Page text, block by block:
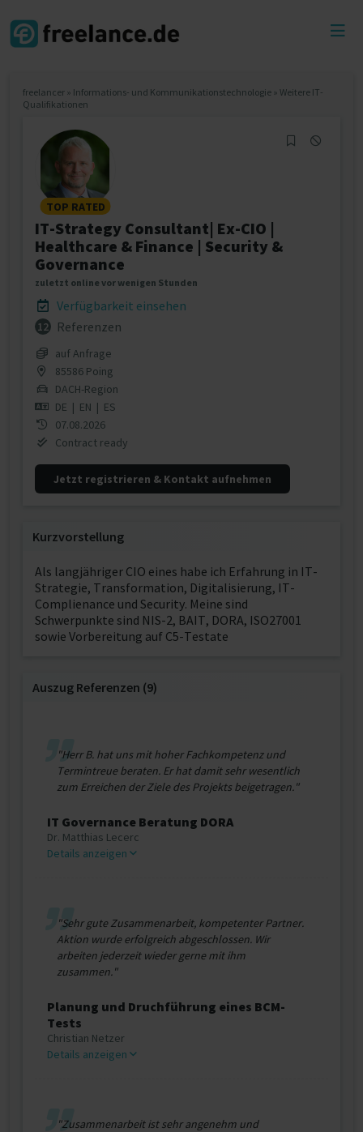
freelancer » Informations- und Kommunikationstechnologie » Weitere IT-
Qualifikationen
TOP RATED
IT-Strategy Consultant| Ex-CIO |
Healthcare & Finance | Security &
Governance
zuletzt online vor wenigen Stunden
Verfügbarkeit einsehen
12 Referenzen
auf Anfrage
85586 Poing
DACH-Region
DE | EN | ES
07.08.2026
Contract ready
Jetzt registrieren & Kontakt aufnehmen
Kurzvorstellung
Als langjähriger CIO eines habe ich Erfahrung in IT-
Strategie, Transformation, Digitalisierung, IT-
Complienance und Security. Meine sind
Schwerpunkte sind NIS-2, BAIT, DORA, ISO27001
sowie Vorbereitung auf C5-Testate
Auszug Referenzen (9)
"Herr B. hat uns mit hoher Fachkompetenz und
Termintreue beraten. Er hat damit sehr wesentlich
zum Erreichen der Ziele des Projekts beigetragen."
IT Governance Beratung DORA
Dr. Matthias Lecerc
Details anzeigen
"Sehr gute Zusammenarbeit, kompetenter Partner.
Aktion wurde erfolgreich abgeschlossen. Wir
arbeiten jederzeit wieder gerne mit ihm
zusammen."
Planung und Druchführung eines BCM-
Tests
Christian Netzer
Details anzeigen
"Zusammenarbeit ist sehr angenehm und